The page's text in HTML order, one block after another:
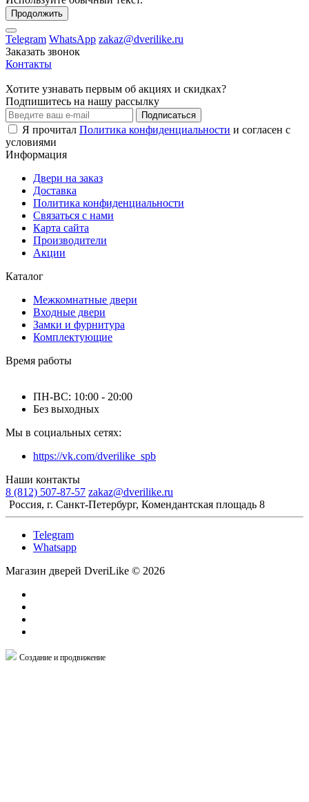
Продолжить
Telegram WhatsApp zakaz@dverilike.ru
Заказать звонок
Контакты
Хотите узнавать первым об акциях и скидках?
Подпишитесь на нашу рассылку
Подписаться
Я прочитал Политика конфиденциальности и согласен с
условиями
Информация
Двери на заказ
Доставка
Политика конфиденциальности
Связаться с нами
Карта сайта
Производители
Акции
Каталог
Межкомнатные двери
Входные двери
Замки и фурнитура
Комплектующие
Время работы
ПН-ВС: 10:00 - 20:00
Без выходных
Мы в социальных сетях:
https://vk.com/dverilike_spb
Наши контакты
8 (812) 507-87-57 zakaz@dverilike.ru
Россия, г. Санкт-Петербург, Комендантская площадь 8
Telegram
Whatsapp
Магазин дверей DveriLike © 2026
Создание и продвижение